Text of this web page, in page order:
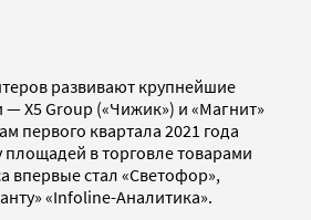
развивают крупнейшие
— X5 Group («Чижик») и «Магнит»
первого квартала 2021 года
в торговле товарами
впервые стал «Светофор»,
«Infoline-Аналитика».